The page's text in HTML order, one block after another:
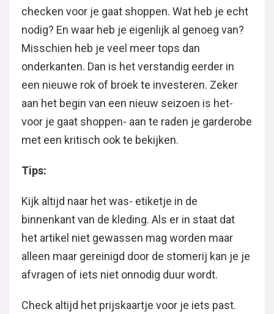
checken voor je gaat shoppen. Wat heb je echt
nodig? En waar heb je eigenlijk al genoeg van?
Misschien heb je veel meer tops dan
onderkanten. Dan is het verstandig eerder in
een nieuwe rok of broek te investeren. Zeker
aan het begin van een nieuw seizoen is het-
voor je gaat shoppen- aan te raden je garderobe
met een kritisch ook te bekijken.
Tips:
Kijk altijd naar het was- etiketje in de
binnenkant van de kleding. Als er in staat dat
het artikel niet gewassen mag worden maar
alleen maar gereinigd door de stomerij kan je je
afvragen of iets niet onnodig duur wordt.
Check altijd het prijskaartje voor je iets past.